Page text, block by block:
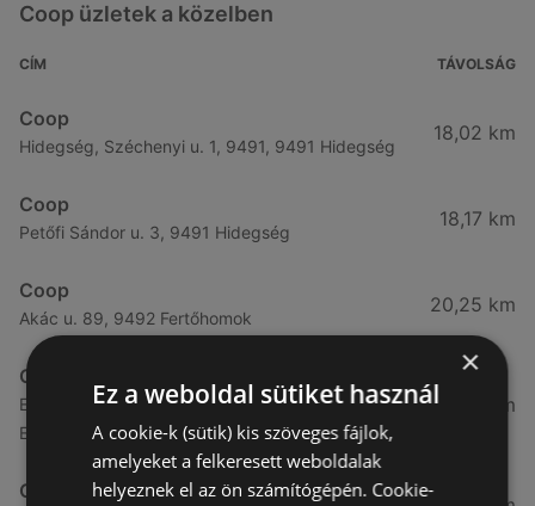
Coop üzletek a közelben
CÍM TÁVOLSÁG
Coop
Hidegség, Széchenyi u. 1, 9491, 9491 Hidegség
18,02 km
Coop
Petőfi Sándor u. 3, 9491 Hidegség
18,17 km
Coop
Akác u. 89, 9492 Fertőhomok
20,25 km
Coop
Esztergom, Külső Bánomi út, 2500, 9437
Esztergom
21,83 km
Coop
×
Ez a weboldal sütiket használ
A cookie-k (sütik) kis szöveges fájlok,
amelyeket a felkeresett weboldalak
helyeznek el az ön számítógépén. Cookie-